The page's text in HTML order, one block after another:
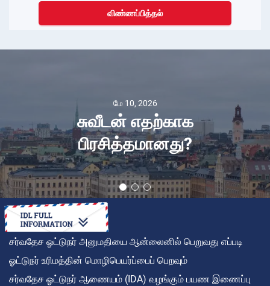
விண்ணப்பித்தல்
மே 10, 2026
சுவீடன் எதற்காக
பிரசித்தமானது?
சர்வதேச ஓட்டுநர் அனுமதியை ஆன்லைனில் பெறுவது எப்படி
ஓட்டுநர் உரிமத்தின் மொழிபெயர்ப்பைப் பெறவும்
சர்வதேச ஓட்டுநர் ஆணையம் (IDA) வழங்கும் பயண இணைப்பு